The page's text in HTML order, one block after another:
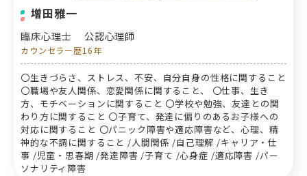
増田雅一
臨床心理士 公認心理師
カウンセラー歴16年
〇生きづらさ、ストレス、不安、自分自身の性格に関すること
〇職場や友人関係、恋愛関係に関すること、 〇仕事、生き
方、モチベーションに関すること 〇学校や勉強、友達との関
わり方に関すること 〇子育て、発達に偏りのあるお子様への
対応に関すること 〇パニック障害や適応障害など、心理、精
神的な不調に関すること /人間関係 /自己理解 /キャリア・仕
事 /児童・思春期 /発達障害 /子育て /心身症 /適応障害 /パー
ソナリティ障害